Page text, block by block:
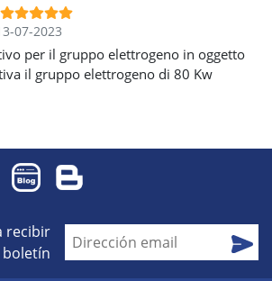
07-2023
per il gruppo elettrogeno in oggetto
il gruppo elettrogeno di 80 Kw
recibir
boletín